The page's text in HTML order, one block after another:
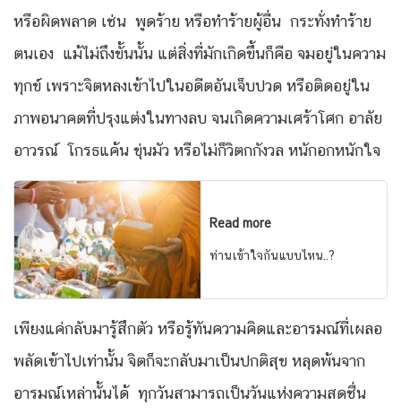
หรือผิดพลาด เช่น พูดร้าย หรือทำร้ายผู้อื่น กระทั่งทำร้าย
ตนเอง แม้ไม่ถึงขั้นนั้น แต่สิ่งที่มักเกิดขึ้นก็คือ จมอยู่ในความ
ทุกข์ เพราะจิตหลงเข้าไปในอดีตอันเจ็บปวด หรือติดอยู่ใน
ภาพอนาคตที่ปรุงแต่งในทางลบ จนเกิดความเศร้าโศก อาลัย
อาวรณ์ โกรธแค้น ขุ่นมัว หรือไม่ก็วิตกกังวล หนักอกหนักใจ
Read more
ท่านเข้าใจกันแบบไหน..?
เพียงแค่กลับมารู้สึกตัว หรือรู้ทันความคิดและอารมณ์ที่เผลอ
พลัดเข้าไปเท่านั้น จิตก็จะกลับมาเป็นปกติสุข หลุดพ้นจาก
อารมณ์เหล่านั้นได้ ทุกวันสามารถเป็นวันแห่งความสดชื่น